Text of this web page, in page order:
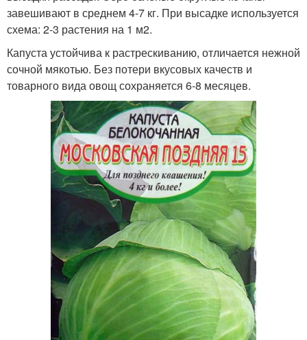
завешивают в среднем 4-7 кг. При высадке используется
схема: 2-3 растения на 1 м2.
Капуста устойчива к растрескиванию, отличается нежной
сочной мякотью. Без потери вкусовых качеств и
товарного вида овощ сохраняется 6-8 месяцев.